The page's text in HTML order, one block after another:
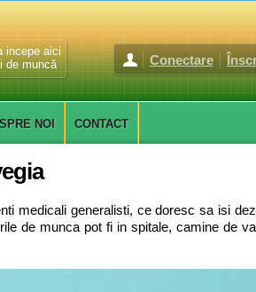
Conectare
incepe aici
de muncă
NOI CONTACT
medicali generalisti, ce doresc sa isi
de munca pot fi in spitale, camine de